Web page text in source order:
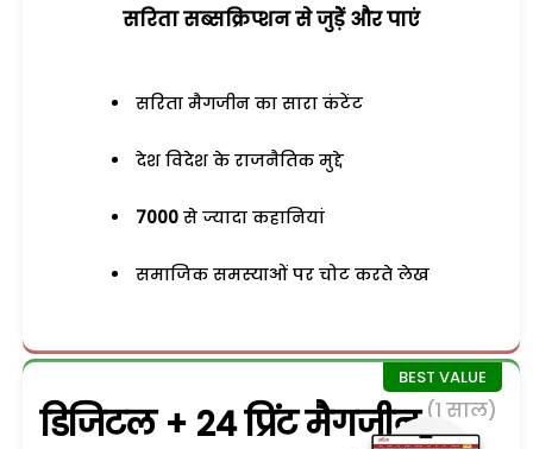
सरिता सब्सक्रिप्शन से जुड़ेें और पाएं
सरिता मैगजीन का सारा कंटेंट
देश विदेश के राजनैतिक मुद्दे
7000 से ज्यादा कहानियां
समाजिक समस्याओं पर चोट करते लेख
डिजिटल + 24 प्रिंट मैगजीन (1 साल)